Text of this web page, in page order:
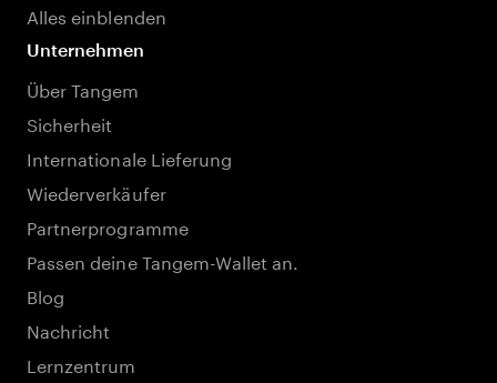
Alles einblenden
Unternehmen
Über Tangem
Sicherheit
Internationale Lieferung
Wiederverkäufer
Partnerprogramme
Passen deine Tangem-Wallet an.
Blog
Nachricht
Lernzentrum